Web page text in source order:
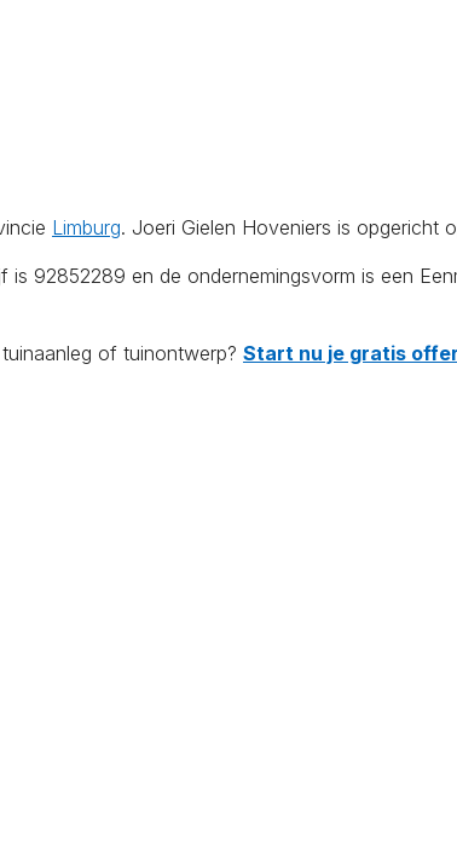
Limburg. Joeri Gielen Hoveniers is opgericht
92852289 en de ondernemingsvorm is een
of tuinontwerp? Start nu je gratis